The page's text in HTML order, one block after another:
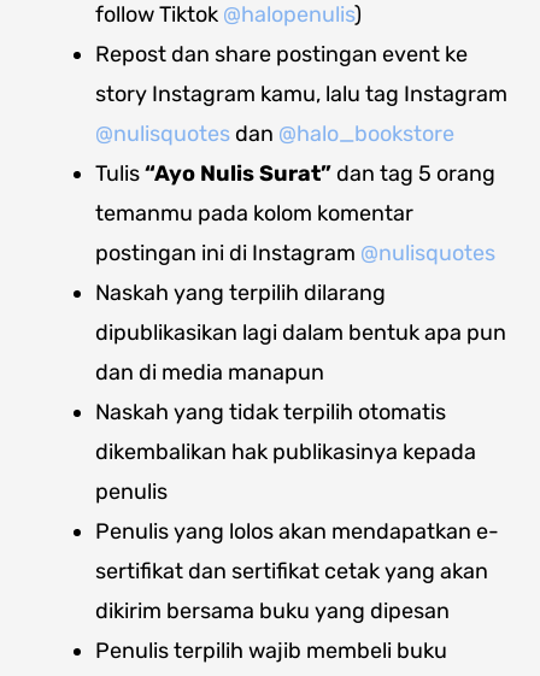
follow Tiktok @halopenulis)
Repost dan share postingan event ke
story Instagram kamu, lalu tag Instagram
@nulisquotesdan @halo_bookstore
Tulis“Ayo Nulis Surat”dan tag 5 orang
temanmu pada kolom komentar
postingan ini di Instagram @nulisquotes
Naskah yang terpilih dilarang
dipublikasikan lagi dalam bentuk apa pun
dan di media manapun
Naskah yang tidak terpilih otomatis
dikembalikan hak publikasinya kepada
penulis
Penulis yang lolos akan mendapatkan e-
sertifikat dan sertifikat cetak yang akan
dikirim bersama buku yang dipesan
Penulis terpilih wajib membeli buku